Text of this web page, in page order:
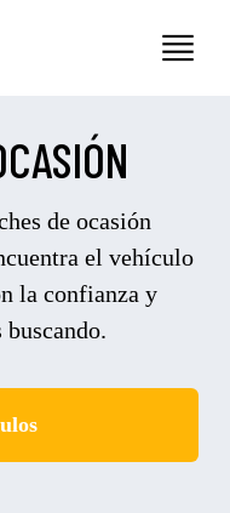
de ocasión
el vehículo
la confianza y
buscando.